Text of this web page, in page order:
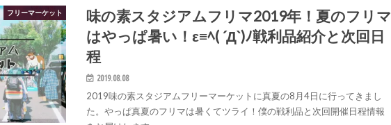
フリーマーケット
味の素スタジアムフリマ2019年！夏のフリマ
はやっぱ暑い！ε≡ﾍ( ´Д`)ﾉ戦利品紹介と次回日
程
2019.08.08
2019味の素スタジアムフリーマーケットに真夏の8月4日に行ってきまし
た。やっぱ真夏のフリマは暑くてツライ！僕の戦利品と次回開催日程情報